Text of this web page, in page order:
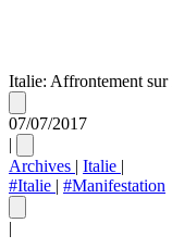
Italie: Affrontement sur
07/07/2017
|
Archives | Italie |
#Italie | #Manifestation
|